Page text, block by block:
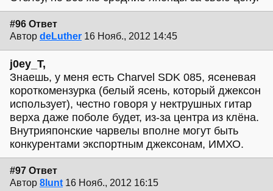
#96 Ответ
Автор deLuther 16 Нояб., 2012 14:45
j0ey_T,
Знаешь, у меня есть Charvel SDK 085, ясеневая
короткомензурка (белый ясень, который джексон
использует), честно говоря у нектрушных гитар
верха даже поболе будет, из-за центра из клёна.
Внутрияпонские чарвелы вполне могут быть
конкурентами экспортным джексонам, ИМХО.
#97 Ответ
Автор 8lunt 16 Нояб., 2012 16:15